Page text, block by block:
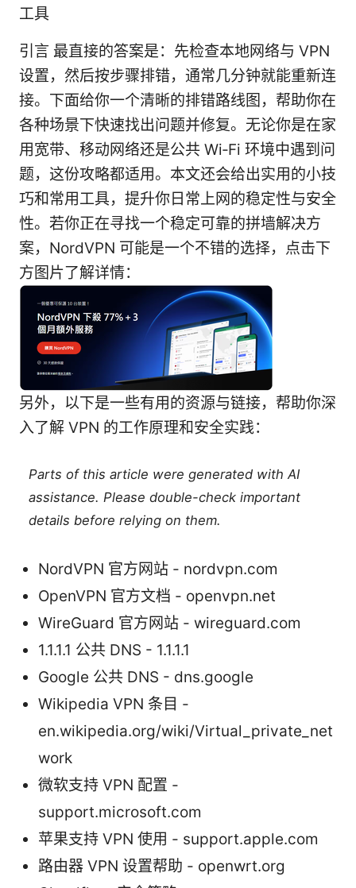
工具
引言 最直接的答案是：先检查本地网络与 VPN
设置，然后按步骤排错，通常几分钟就能重新连
接。下面给你一个清晰的排错路线图，帮助你在
各种场景下快速找出问题并修复。无论你是在家
用宽带、移动网络还是公共 Wi‑Fi 环境中遇到问
题，这份攻略都适用。本文还会给出实用的小技
巧和常用工具，提升你日常上网的稳定性与安全
性。若你正在寻找一个稳定可靠的拼墙解决方
案，NordVPN 可能是一个不错的选择，点击下
方图片了解详情：
另外，以下是一些有用的资源与链接，帮助你深
入了解 VPN 的工作原理和安全实践：
Parts of this article were generated with AI
assistance. Please double-check important
details before relying on them.
NordVPN 官方网站 - nordvpn.com
OpenVPN 官方文档 - openvpn.net
WireGuard 官方网站 - wireguard.com
1.1.1.1 公共 DNS - 1.1.1.1
Google 公共 DNS - dns.google
Wikipedia VPN 条目 -
en.wikipedia.org/wiki/Virtual_private_net
work
微软支持 VPN 配置 -
support.microsoft.com
苹果支持 VPN 使用 - support.apple.com
路由器 VPN 设置帮助 - openwrt.org